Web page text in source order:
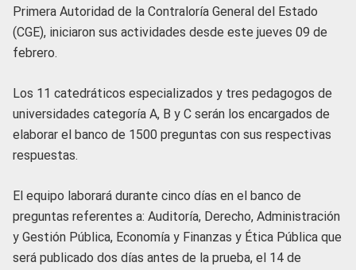
Primera Autoridad de la Contraloría General del Estado
(CGE), iniciaron sus actividades desde este jueves 09 de
febrero.
Los 11 catedráticos especializados y tres pedagogos de
universidades categoría A, B y C serán los encargados de
elaborar el banco de 1500 preguntas con sus respectivas
respuestas.
El equipo laborará durante cinco días en el banco de
preguntas referentes a: Auditoría, Derecho, Administración
y Gestión Pública, Economía y Finanzas y Ética Pública que
será publicado dos días antes de la prueba, el 14 de